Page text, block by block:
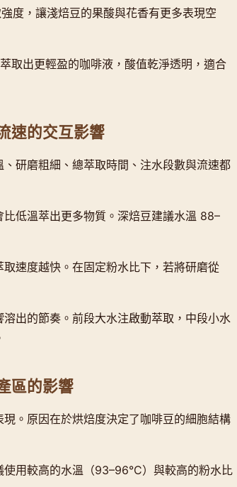
度，讓淺焙豆的果酸與花香有更多表現空
取出更輕盈的咖啡液，酸值乾淨透明，適合
速的交互影響
研磨粗細、總萃取時間、注水段數與流速都
低溫萃出更多物質。深焙豆建議水溫 88–
速度越快。在固定粉水比下，若將研磨從
出的節奏。前段大水注啟動萃取，中段小水
區的影響
。原因在於烘焙度決定了咖啡豆的細胞結構
用較高的水溫（93–96°C）與較高的粉水比